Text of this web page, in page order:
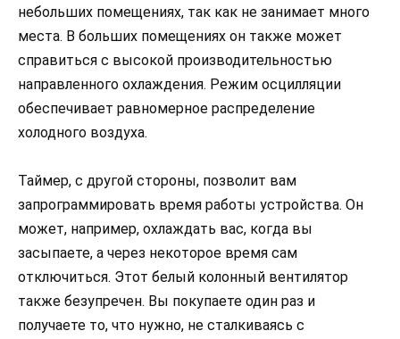
небольших помещениях, так как не занимает много
места. В больших помещениях он также может
справиться с высокой производительностью
направленного охлаждения. Режим осцилляции
обеспечивает равномерное распределение
холодного воздуха.
Таймер, с другой стороны, позволит вам
запрограммировать время работы устройства. Он
может, например, охлаждать вас, когда вы
засыпаете, а через некоторое время сам
отключиться. Этот белый колонный вентилятор
также безупречен. Вы покупаете один раз и
получаете то, что нужно, не сталкиваясь с